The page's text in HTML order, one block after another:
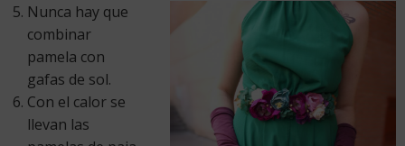
Nunca hay que
combinar
pamela con
gafas de sol.
Con el calor se
llevan las